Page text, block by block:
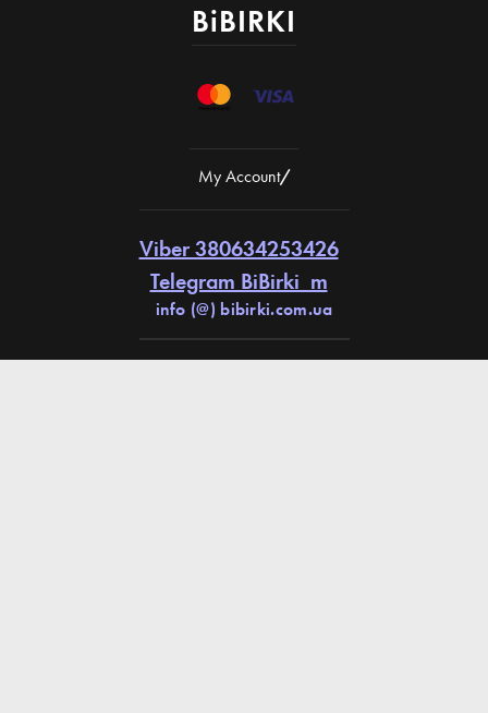
BiBIRKI
My Account/
Viber 380634253426
Telegram BiBirki_m
info (@) bibirki.com.ua